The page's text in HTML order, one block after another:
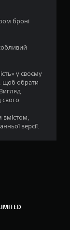
7
п
т
броні
у своєму
щоб обрати
вмістом,
версії.